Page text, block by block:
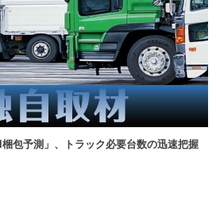
梱包予測」、トラック必要台数の迅速把握